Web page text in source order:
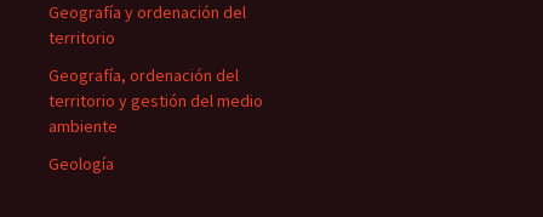
Geografía y ordenación del
territorio
Geografía, ordenación del
territorio y gestión del medio
ambiente
Geología